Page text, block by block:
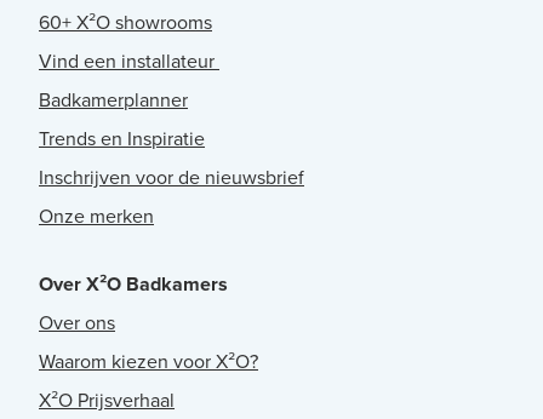
60+ X²O showrooms
Vind een installateur
Badkamerplanner
Trends en Inspiratie
Inschrijven voor de nieuwsbrief
Onze merken
Over X²O Badkamers
Over ons
Waarom kiezen voor X²O?
X²O Prijsverhaal